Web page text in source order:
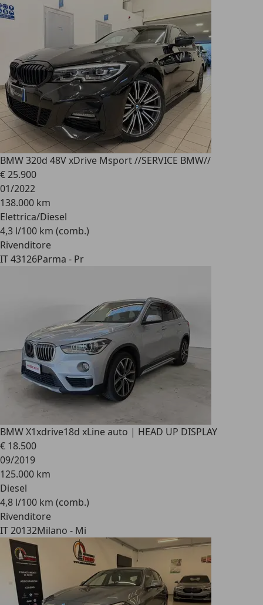
BMW 320d 48V xDrive Msport //SERVICE BMW//
€ 25.900
01/2022
138.000 km
Elettrica/Diesel
4,3 l/100 km (comb.)
Rivenditore
IT 43126Parma - Pr
BMW X1xdrive18d xLine auto | HEAD UP DISPLAY
€ 18.500
09/2019
125.000 km
Diesel
4,8 l/100 km (comb.)
Rivenditore
IT 20132Milano - Mi